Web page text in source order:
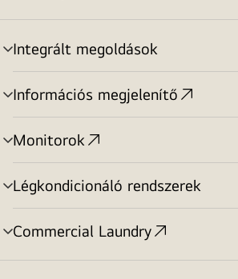
Integrált megoldások
menu
toggle
Információs megjelenítő
menu
toggle
Monitorok
menu
toggle
Légkondicionáló rendszerek
menu
toggle
Commercial Laundry
menu